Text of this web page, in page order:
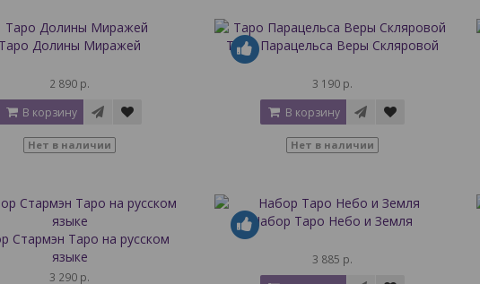
Долины Миражей
2 890 р.
В корзину
Нет в наличии
Таро Парацельса Веры Скляровой
3 190 р.
В корзину
Нет в наличии
Стармэн Таро на русском
языке
3 290 р.
Набор Таро Небо и Земля
3 885 р.